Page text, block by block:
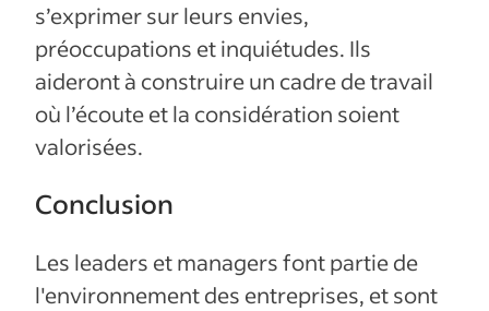
s’exprimer sur leurs envies,
préoccupations et inquiétudes. Ils
aideront à construire un cadre de travail
où l’écoute et la considération soient
valorisées.
Conclusion
Les leaders et managers font partie de
l'environnement des entreprises, et sont